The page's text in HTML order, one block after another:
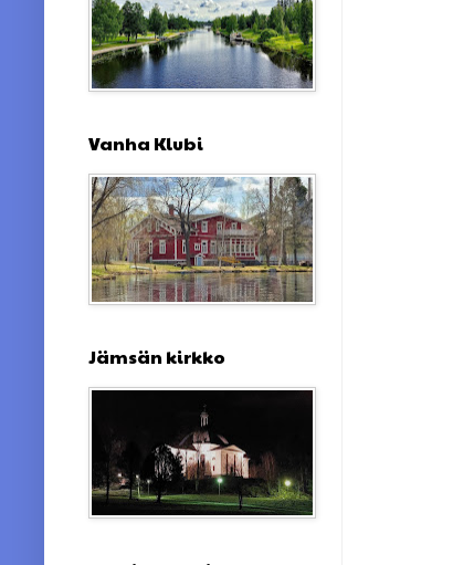
Vanha Klubi
Jämsän kirkko